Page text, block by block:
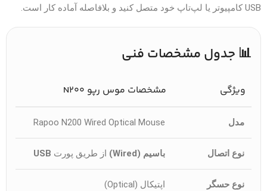
USB کامپیوتر یا لپ‌تاپ خود متصل کنید و بلافاصله آماده کار است.
📊 جدول مشخصات فنی
ویژگی مشخصات موس رپو N200
مدل Rapoo N200 Wired Optical Mouse
نوع اتصال باسیم (Wired) از طریق پورت USB
نوع حسگر اپتیکال (Optical)